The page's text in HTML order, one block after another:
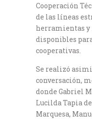
Cooperación
de las líneas
herramientas y
disponibles
cooperativas.
Se realizó
conversación,
donde Gabriel
Lucilda Tapia
Marquesa,